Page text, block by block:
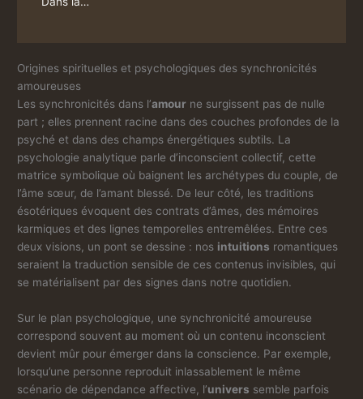
Origines spirituelles et psychologiques des synchronicités
amoureuses
Les synchronicités dans l’amour ne surgissent pas de nulle
part ; elles prennent racine dans des couches profondes de la
psyché et dans des champs énergétiques subtils. La
psychologie analytique parle d’inconscient collectif, cette
matrice symbolique où baignent les archétypes du couple, de
l’âme sœur, de l’amant blessé. De leur côté, les traditions
ésotériques évoquent des contrats d’âmes, des mémoires
karmiques et des lignes temporelles entremêlées. Entre ces
deux visions, un pont se dessine : nos intuitions romantiques
seraient la traduction sensible de ces contenus invisibles, qui
se matérialisent par des signes dans notre quotidien.
Sur le plan psychologique, une synchronicité amoureuse
correspond souvent au moment où un contenu inconscient
devient mûr pour émerger dans la conscience. Par exemple,
lorsqu’une personne reproduit inlassablement le même
scénario de dépendance affective, l’univers semble parfois